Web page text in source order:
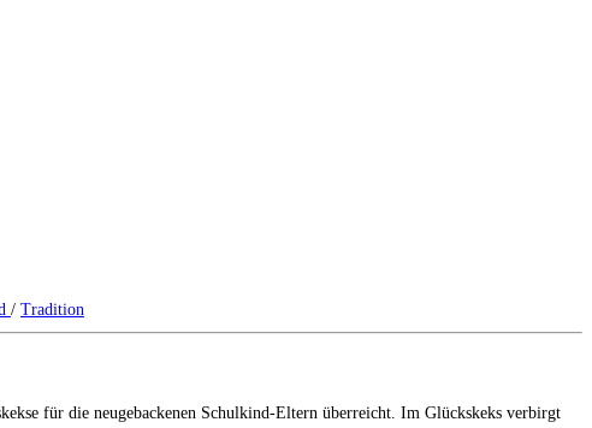
/ Tradition
für die neugebackenen Schulkind-Eltern überreicht. Im Glückskeks verbirgt